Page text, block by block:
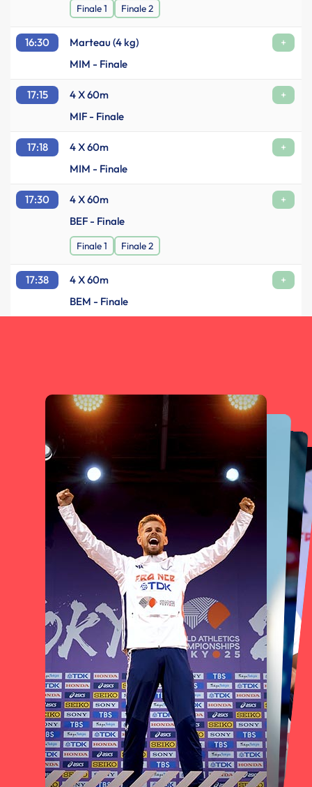
Finale 1 Finale 2
16:30 Marteau (4 kg)
+
MIM - Finale
17:15 4 X 60m
+
MIF - Finale
17:18 4 X 60m
+
MIM - Finale
17:30 4 X 60m
+
BEF - Finale
Finale 1 Finale 2
17:38 4 X 60m
+
BEM - Finale